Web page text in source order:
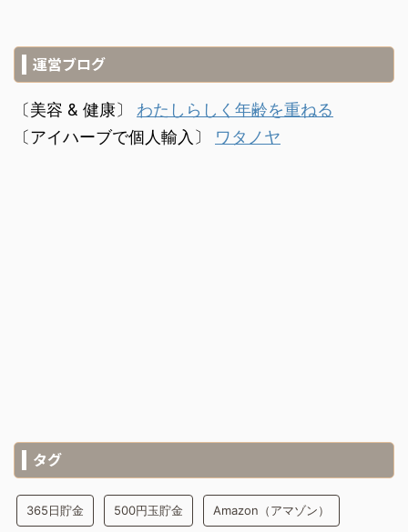
運営ブログ
〔美容 & 健康〕 わたしらしく年齢を重ねる
〔アイハーブで個人輸入〕 ワタノヤ
タグ
365日貯金 500円玉貯金 Amazon（アマゾン）